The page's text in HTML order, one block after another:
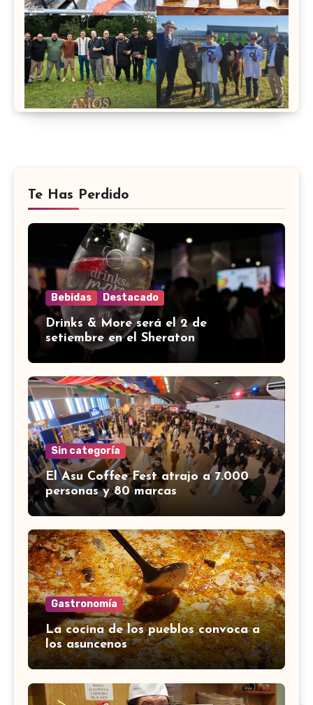
Te Has Perdido
Bebidas Destacado
Drinks & More será el 2 de
setiembre en el Sheraton
Sin categoría
El Asu Coffee Fest atrajo a 7.000
personas y 80 marcas
Gastronomía
La cocina de los pueblos convoca a
los asuncenos